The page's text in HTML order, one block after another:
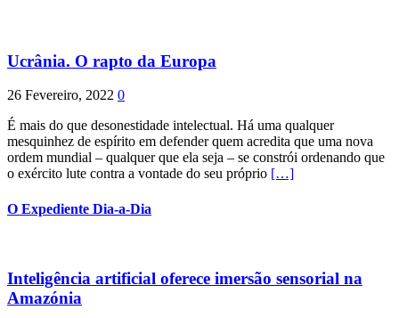
Ucrânia. O rapto da Europa
26 Fevereiro, 2022 0
É mais do que desonestidade intelectual. Há uma qualquer
mesquinhez de espírito em defender quem acredita que uma nova
ordem mundial – qualquer que ela seja – se constrói ordenando que
o exército lute contra a vontade do seu próprio […]
O Expediente Dia-a-Dia
Inteligência artificial oferece imersão sensorial na
Amazónia